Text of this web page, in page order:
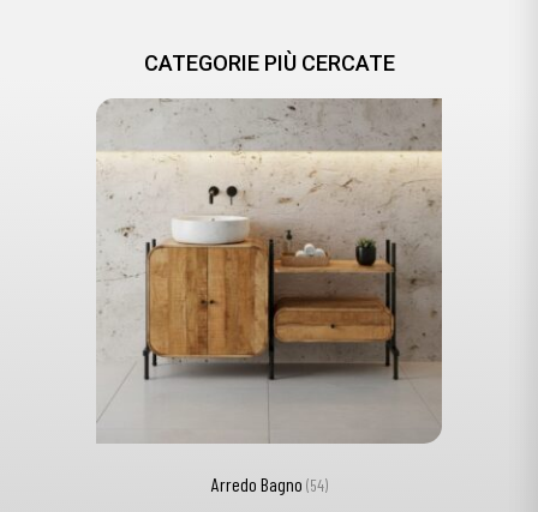
CATEGORIE PIÙ CERCATE
Arredo Bagno (54)